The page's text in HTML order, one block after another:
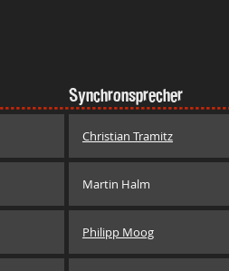
Synchronsprecher
Christian Tramitz
Martin Halm
Philipp Moog